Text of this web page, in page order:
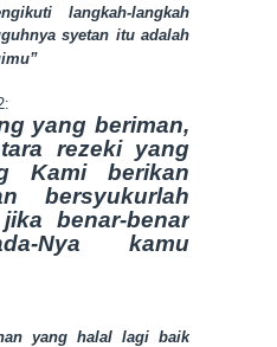
langkah-langkah
syetan itu adalah
yang beriman,
rezeki yang
Kami berikan
bersyukurlah
benar-benar
Nya kamu
yang halal lagi baik